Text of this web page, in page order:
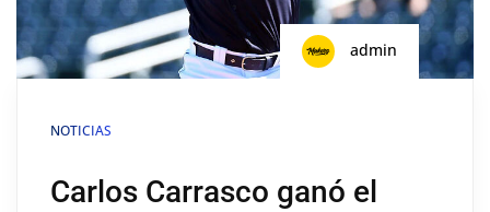
admin
NOTICIAS
Carlos Carrasco ganó el